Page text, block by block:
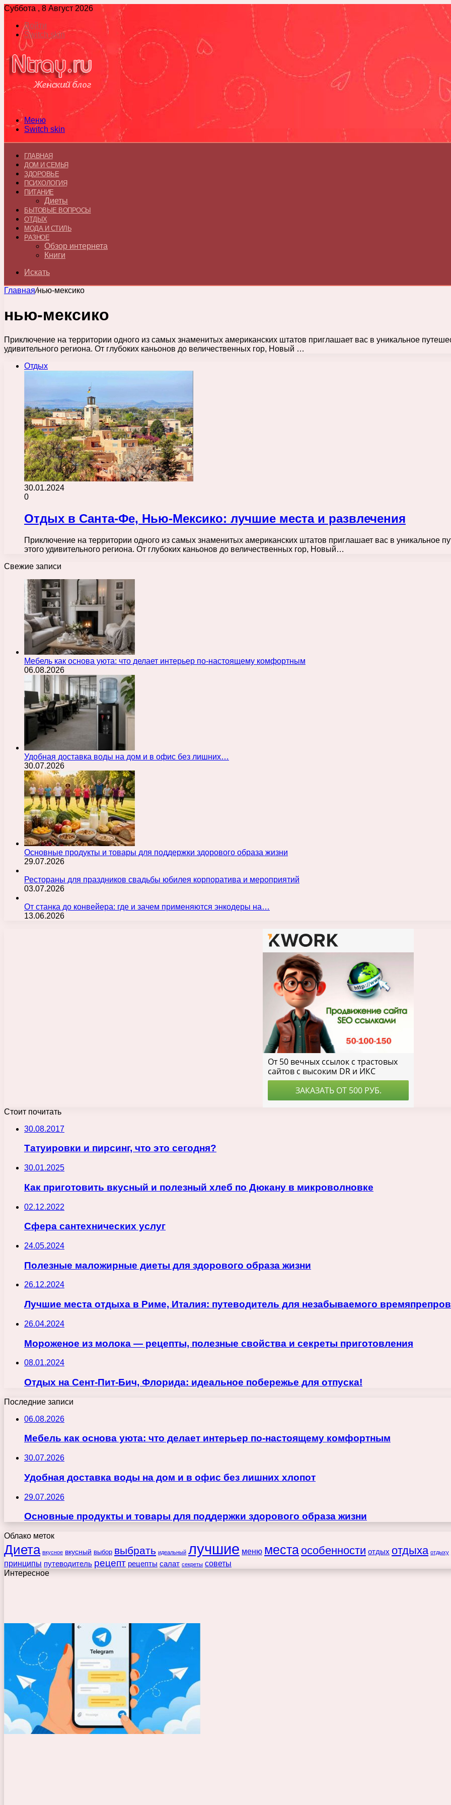
Суббота , 8 Август 2026
Войти
Switch skin
Меню
Switch skin
ГЛАВНАЯ
ДОМ И СЕМЬЯ
ЗДОРОВЬЕ
ПСИХОЛОГИЯ
ПИТАНИЕ
Диеты
БЫТОВЫЕ ВОПРОСЫ
ОТДЫХ
МОДА И СТИЛЬ
РАЗНОЕ
Обзор интернета
Книги
Искать
Главная/нью-мексико
нью-мексико
Приключение на территории одного из самых знаменитых американских штатов приглашает вас в уникальное
удивительного региона. От глубоких каньонов до величественных гор, Новый …
Отдых
30.01.2024
0
Отдых в Санта-Фе, Нью-Мексико: лучшие места и развлечения
Приключение на территории одного из самых знаменитых американских штатов приглашает вас в уникальное
этого удивительного региона. От глубоких каньонов до величественных гор, Новый…
Свежие записи
Мебель как основа уюта: что делает интерьер по-настоящему комфортным
06.08.2026
Удобная доставка воды на дом и в офис без лишних…
30.07.2026
Основные продукты и товары для поддержки здорового образа жизни
29.07.2026
Рестораны для праздников свадьбы юбилея корпоратива и мероприятий
03.07.2026
От станка до конвейера: где и зачем применяются энкодеры на…
13.06.2026
Стоит почитать
30.08.2017
Татуировки и пирсинг, что это сегодня?
30.01.2025
Как приготовить вкусный и полезный хлеб по Дюкану в микроволновке
02.12.2022
Сфера сантехнических услуг
24.05.2024
Полезные маложирные диеты для здорового образа жизни
26.12.2024
Лучшие места отдыха в Риме, Италия: путеводитель для незабываемого
26.04.2024
Мороженое из молока — рецепты, полезные свойства и секреты приготовления
08.01.2024
Отдых на Сент-Пит-Бич, Флорида: идеальное побережье для отпуска!
Последние записи
06.08.2026
Мебель как основа уюта: что делает интерьер по-настоящему комфортным
30.07.2026
Удобная доставка воды на дом и в офис без лишних хлопот
29.07.2026
Основные продукты и товары для поддержки здорового образа жизни
Облако меток
Диета вкусное вкусный выбор выбрать идеальный лучшие меню места особенности отдых отдыха отдыху
принципы путеводитель рецепт рецепты салат секреты советы
Интересное